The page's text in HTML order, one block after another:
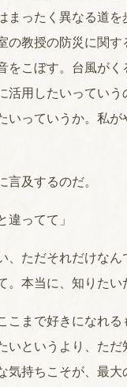
まったく異なる道
の教授の防災に関
をこぼす。台風が
活用したいってい
いっていうか。私
及するのだ。
違ってて」
、ただそれだけな
。本当に、知りたい
まで好きになれ
いというより、た
気持ちこそが、最